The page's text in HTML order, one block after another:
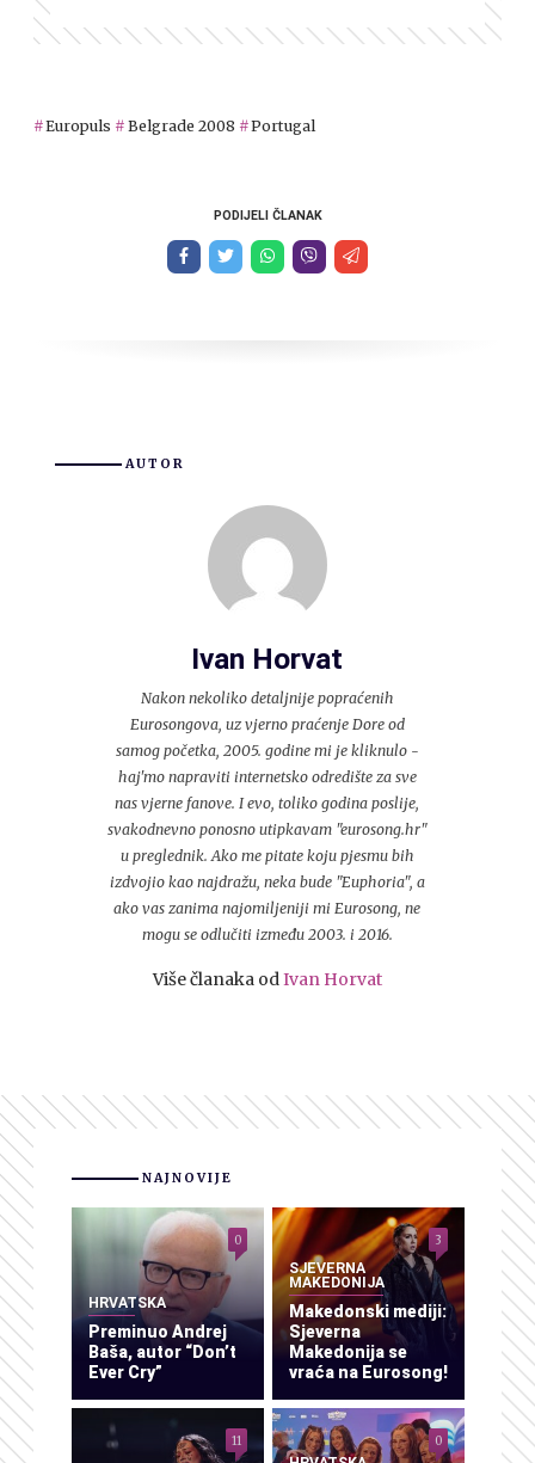
Europuls Belgrade 2008 Portugal
PODIJELI ČLANAK
AUTOR
Ivan Horvat
Nakon nekoliko detaljnije popraćenih
Eurosongova, uz vjerno praćenje Dore od
samog početka, 2005. godine mi je kliknulo -
haj'mo napraviti internetsko odredište za sve
nas vjerne fanove. I evo, toliko godina poslije,
svakodnevno ponosno utipkavam "eurosong.hr"
u preglednik. Ako me pitate koju pjesmu bih
izdvojio kao najdražu, neka bude "Euphoria", a
ako vas zanima najomiljeniji mi Eurosong, ne
mogu se odlučiti između 2003. i 2016.
Više članaka odIvan Horvat
NAJNOVIJE
HRVATSKA
Preminuo Andrej
Baša, autor “Don’t
Ever Cry”
0
SJEVERNA
MAKEDONIJA
Makedonski mediji:
Sjeverna
Makedonija se
vraća na Eurosong!
3
11 0